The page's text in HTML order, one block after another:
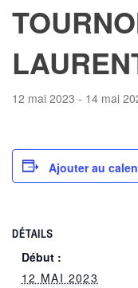
12 mai 2023 - 14 mai
Ajouter au
DÉTAILS
Début :
12 MAI 2023